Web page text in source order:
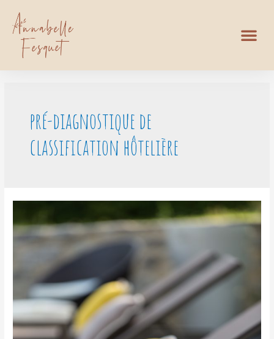
pré-diagnostique de
classification hôtelière